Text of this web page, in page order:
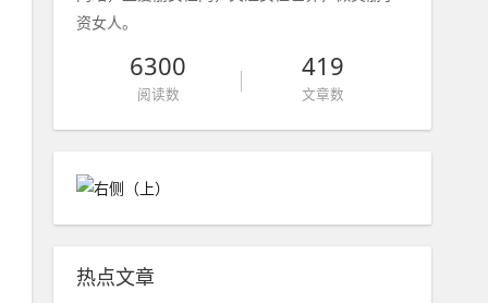
资女人。
6300
阅读数
419
文章数
热点文章